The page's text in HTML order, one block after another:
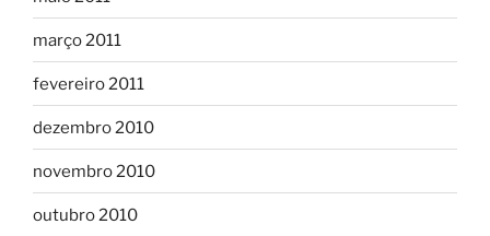
março 2011
fevereiro 2011
dezembro 2010
novembro 2010
outubro 2010